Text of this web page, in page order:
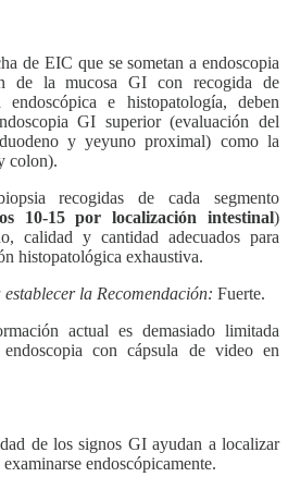
de EIC que se sometan a endoscopia
de la mucosa GI con recogida de
endoscópica e histopatología, deben
GI superior (evaluación del
y yeyuno proximal) como la
colon).
recogidas de cada segmento
10-15 por localización intestinal)
calidad y cantidad adecuados para
histopatológica exhaustiva.
establecer la Recomendación: Fuerte.
actual es demasiado limitada
con cápsula de video en
de los signos GI ayudan a localizar
endoscópicamente.